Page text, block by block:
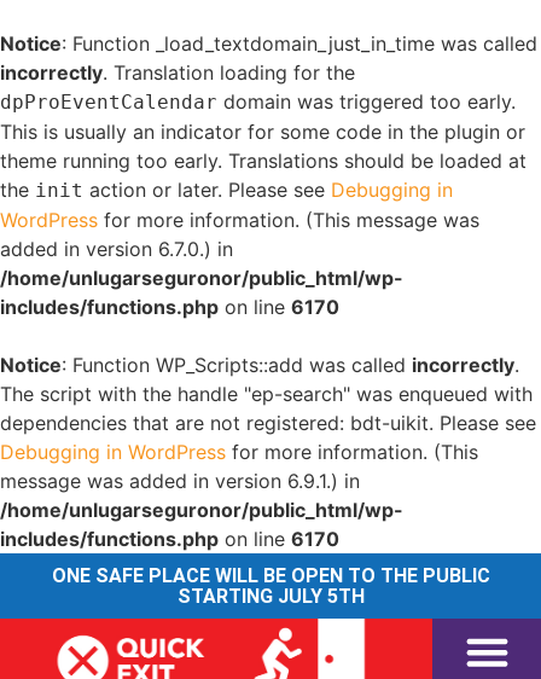
Notice: Function _load_textdomain_just_in_time was called
incorrectly. Translation loading for the
dpProEventCalendar domain was triggered too early.
This is usually an indicator for some code in the plugin or
theme running too early. Translations should be loaded at
the init action or later. Please see Debugging in
WordPress for more information. (This message was
added in version 6.7.0.) in
/home/unlugarseguronor/public_html/wp-
includes/functions.php on line 6170
Notice: Function WP_Scripts::add was called incorrectly.
The script with the handle "ep-search" was enqueued with
dependencies that are not registered: bdt-uikit. Please see
Debugging in WordPress for more information. (This
message was added in version 6.9.1.) in
/home/unlugarseguronor/public_html/wp-
includes/functions.php on line 6170
ONE SAFE PLACE WILL BE OPEN TO THE PUBLIC
STARTING JULY 5TH